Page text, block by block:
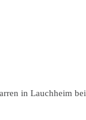
in Lauchheim